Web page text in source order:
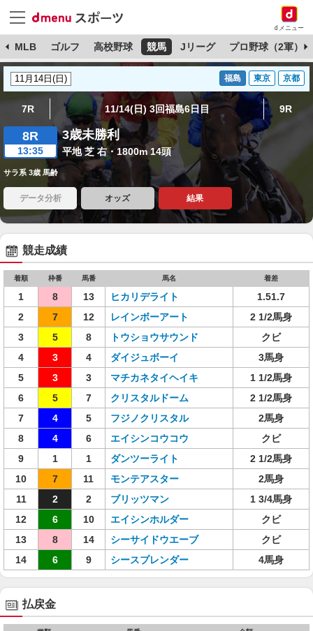
dメニュー
MLB ゴルフ 高校野球 競馬 Jリーグ プロ野球（2軍）
福島 東京 京都
7R 11/14(日) 3回福島6日目 9R
8R
13:35
3歳未勝利
平地 芝 右・1800m 14頭
サラ系 3歳 馬齢
データ分析 オッズ 結果
競走成績
着順 枠番 馬番 馬名 着差
1 8 13 ヒカリデライト
1.51.7
2
7 12 レインボーアート
2 1/2馬身
3
5 8 トウショウサウンド
クビ
4
3 4 ダイジュボーイ
3馬身
5
3 3 マチカネタイヘイキ
1 1/2馬身
6
5 7 クリスタルドーム
2 1/2馬身
7
4 5 フジノクリスタル
2馬身
8
4 6 エイシンコウコウ
クビ
9
1 1 ダンツーライト
2 1/2馬身
10
7 11 モンテアスター
2馬身
11
2 2 ブリッツマン
1 3/4馬身
12
6 10 エイシンホルダー
クビ
13
8 14 シーサイドウエーブ
クビ
14
6 9 シースプレンダー 4馬身
払戻金